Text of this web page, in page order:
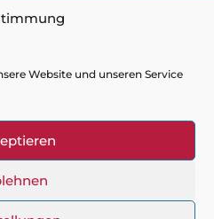
Website und unseren Service
(EU)